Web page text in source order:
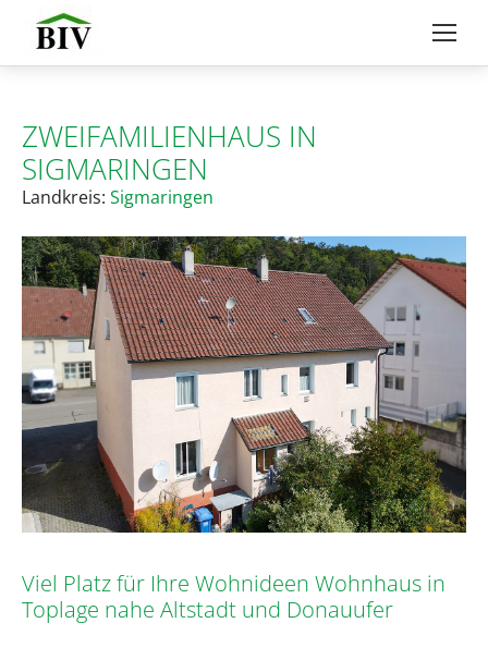
ZWEIFAMILIENHAUS IN
SIGMARINGEN
Landkreis: Sigmaringen
Viel Platz für Ihre Wohnideen Wohnhaus in
Toplage nahe Altstadt und Donauufer